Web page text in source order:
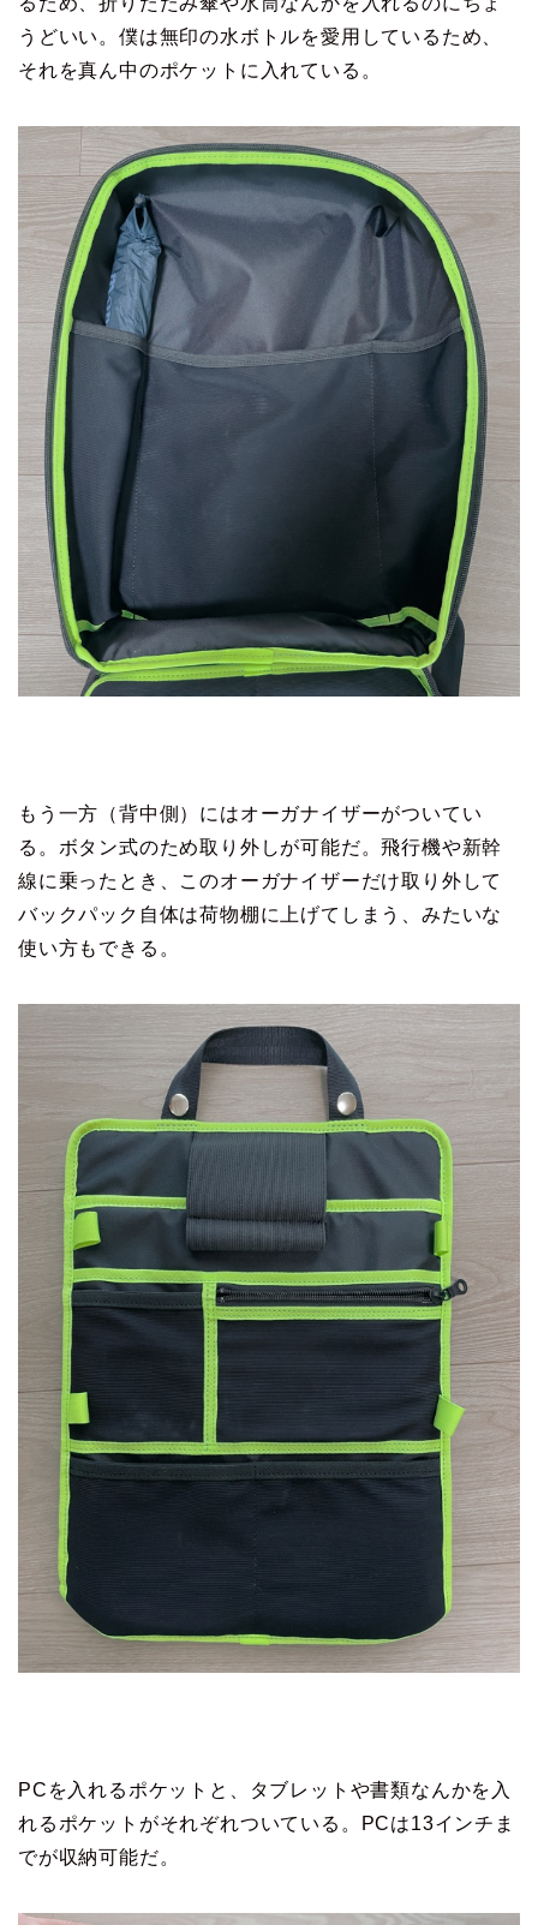
うどいい。僕は無印の水ボトルを愛用しているため、
それを真ん中のポケットに入れている。
もう一方（背中側）にはオーガナイザーがついてい
る。ボタン式のため取り外しが可能だ。飛行機や新幹
線に乗ったとき、このオーガナイザーだけ取り外して
バックパック自体は荷物棚に上げてしまう、みたいな
使い方もできる。
PCを入れるポケットと、タブレットや書類なんかを入
れるポケットがそれぞれついている。PCは13インチま
でが収納可能だ。